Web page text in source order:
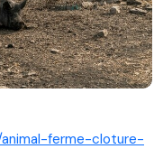
ferme-cloture-